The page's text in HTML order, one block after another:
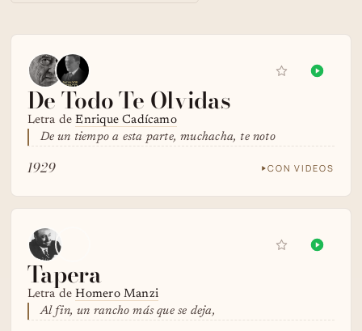
De Todo Te Olvidas
Letra deEnrique Cadícamo
De un tiempo a esta parte, muchacha, te noto
1929 CON VIDEOS
Tapera
Letra deHomero Manzi
Al fin, un rancho más que se deja,